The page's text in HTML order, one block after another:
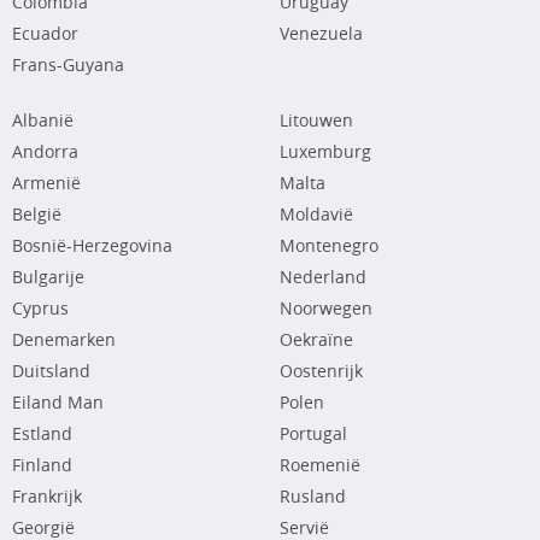
Ecuador
Frans-Guyana
Venezuela
Albanië
Andorra
Armenië
België
Bosnië-Herzegovina
Bulgarije
Cyprus
Denemarken
Duitsland
Eiland Man
Estland
Finland
Frankrijk
Georgië
Litouwen
Luxemburg
Malta
Moldavië
Montenegro
Nederland
Noorwegen
Oekraïne
Oostenrijk
Polen
Portugal
Roemenië
Rusland
Servië